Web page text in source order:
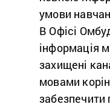
умови
В Офісі
інформація
захищені
мовами
забезпечити